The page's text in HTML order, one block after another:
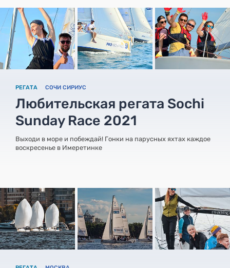
РЕГАТА СОЧИ СИРИУС
Любительская регата Sochi
Sunday Race 2021
Выходи в море и побеждай! Гонки на парусных яхтах каждое
воскресенье в Имеретинке